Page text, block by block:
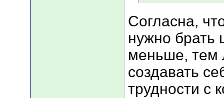
Согласна,
нужно брать
меньше, тем
создавать
трудности с